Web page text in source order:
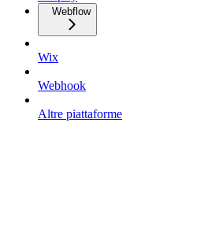
Webflow
Wix
Webhook
Altre piattaforme